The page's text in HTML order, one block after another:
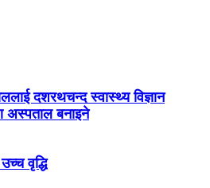
दशरथचन्द स्वास्थ्य विज्ञान
अस्पताल बनाइने
वृद्धि